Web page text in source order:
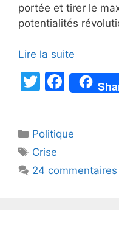
portée et tirer le
potentialités
Lire la suite
T
er
F
a
e
o
Catégories
Politique
Étiquettes
Crise
24 commentaires